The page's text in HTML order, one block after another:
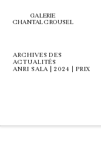
GALERIE
CHANTAL CROUSEL
ARCHIVES DES
ACTUALITÉS
ANRI SALA | 2024 | PRIX